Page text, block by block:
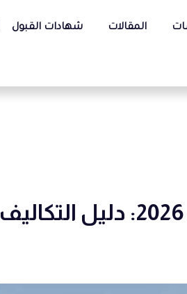
المقالات شهادات القبول
رسوم الجامعة الأمريكية بالقاهرة للوافدين 2026: دليل التكاليف